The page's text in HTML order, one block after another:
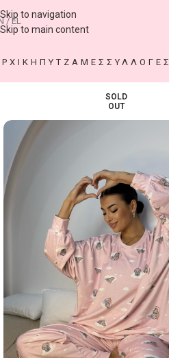
Skip to navigation
Skip to main content
/ EL
ΠΥΤΖΑΜΕΣ ΣΥΛΛΟΓΕΣ
SOLD
OUT